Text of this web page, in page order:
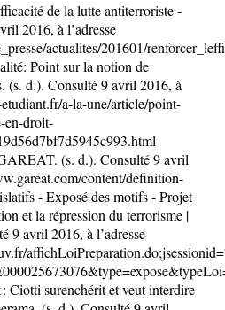
de la lutte antiterroriste -
2016, à l’adresse
actualites/201601/
Point sur la notion de
(s. d.). Consulté 9 avril 2016, à
a-la-une/article/point-
en-droit-
(s. d.). Consulté 9 avril
content/definition-
- Exposé des motifs - Projet
et la répression du terrorisme |
9 avril 2016, à l’adresse
Ciotti surenchérit et veut interdire